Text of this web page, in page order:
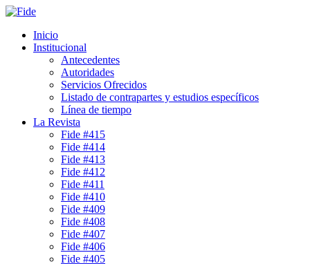
Inicio
Institucional
Antecedentes
Autoridades
Servicios Ofrecidos
Listado de contrapartes y estudios específicos
Línea de tiempo
La Revista
Fide #415
Fide #414
Fide #413
Fide #412
Fide #411
Fide #410
Fide #409
Fide #408
Fide #407
Fide #406
Fide #405